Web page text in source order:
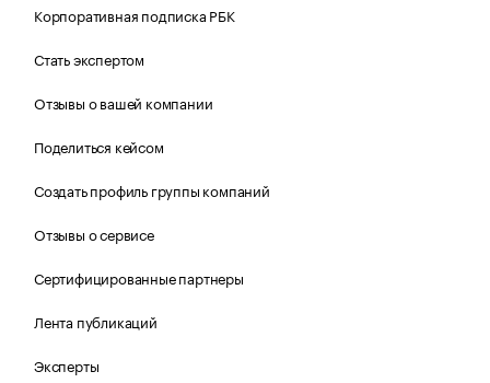
Корпоративная подписка РБК
Стать экспертом
Отзывы о вашей компании
Поделиться кейсом
Создать профиль группы компаний
Отзывы о сервисе
Сертифицированные партнеры
Лента публикаций
Эксперты